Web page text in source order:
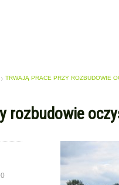
TRWAJĄ PRACE PRZY ROZBUDOWIE
rozbudowie